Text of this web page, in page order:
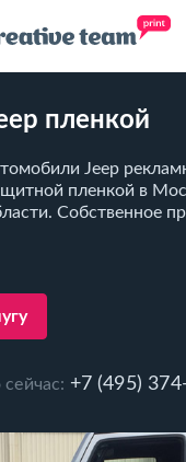
пленкой
Jeep
пленкой в
Собственное
+7 (495)